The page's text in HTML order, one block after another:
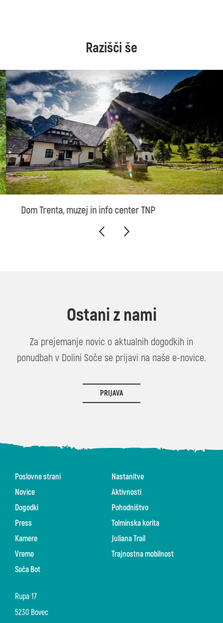
Razišči še
Dom Trenta, muzej in info center TNP
Ostani z nami
Za prejemanje novic o aktualnih dogodkih in
ponudbah v Dolini Soče se prijavi na naše e-novice.
PRIJAVA
Rupa 17
5230 Bovec
Poslovne strani
Novice
Dogodki
Press
Kamere
Vreme
Soča Bot
Nastanitve
Aktivnosti
Pohodništvo
Tolminska korita
Juliana Trail
Trajnostna mobilnost